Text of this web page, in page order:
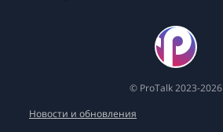
© ProTalk 2023-2026
Новости и обновления